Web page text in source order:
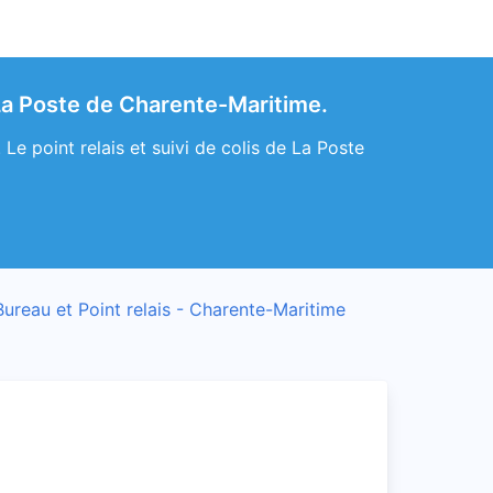
Poste de Charente-Maritime.
point relais et suivi de colis de La Poste
et Point relais - Charente-Maritime